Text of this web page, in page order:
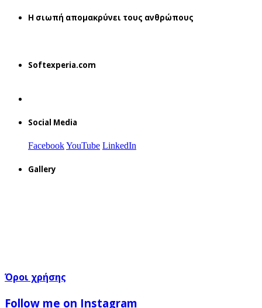
H σιωπή απομακρύνει τους ανθρώπους
Softexperia.com
Social Media
FacebookYouTube LinkedIn
Gallery
Όροι χρήσης
Follow me on Instagram